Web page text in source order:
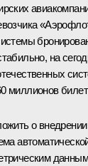
на
миллионов
о